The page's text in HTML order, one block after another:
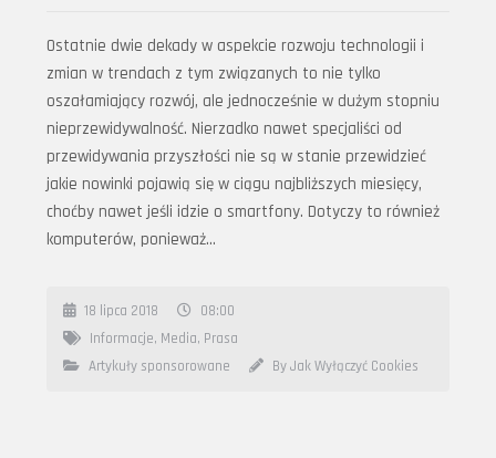
Ostatnie dwie dekady w aspekcie rozwoju technologii i
zmian w trendach z tym związanych to nie tylko
oszałamiający rozwój, ale jednocześnie w dużym stopniu
nieprzewidywalność. Nierzadko nawet specjaliści od
przewidywania przyszłości nie są w stanie przewidzieć
jakie nowinki pojawią się w ciągu najbliższych miesięcy,
choćby nawet jeśli idzie o smartfony. Dotyczy to również
komputerów, ponieważ…
18 lipca 2018
08:00
Informacje, Media, Prasa
Artykuły sponsorowane
By Jak Wyłączyć Cookies